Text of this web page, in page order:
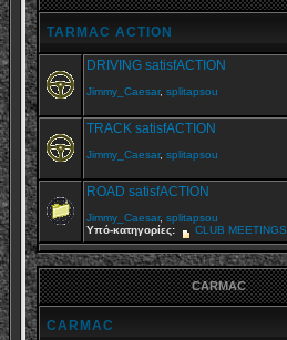
TARMAC ACTION
DRIVING satisfACTION
Jimmy_Caesar, splitapsou
TRACK satisfACTION
Jimmy_Caesar, splitapsou
ROAD satisfACTION
Jimmy_Caesar, splitapsou
Υπό-κατηγορίες:
CLUB MEETINGS
CARMAC
CARMAC